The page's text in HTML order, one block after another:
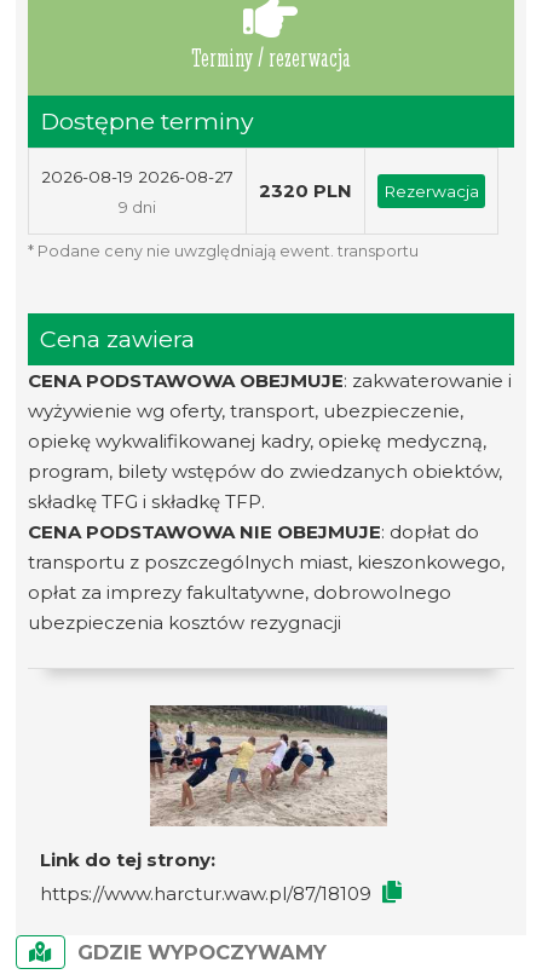
Terminy / rezerwacja
Dostępne terminy
2026-08-19 2026-08-27
9 dni
2320 PLN Rezerwacja
* Podane ceny nie uwzględniają ewent. transportu
Cena zawiera
CENA PODSTAWOWA OBEJMUJE: zakwaterowanie i
wyżywienie wg oferty, transport, ubezpieczenie,
opiekę wykwalifikowanej kadry, opiekę medyczną,
program, bilety wstępów do zwiedzanych obiektów,
składkę TFG i składkę TFP.
CENA PODSTAWOWA NIE OBEJMUJE: dopłat do
transportu z poszczególnych miast, kieszonkowego,
opłat za imprezy fakultatywne, dobrowolnego
ubezpieczenia kosztów rezygnacji
Link do tej strony:
https://www.harctur.waw.pl/87/18109
GDZIE WYPOCZYWAMY